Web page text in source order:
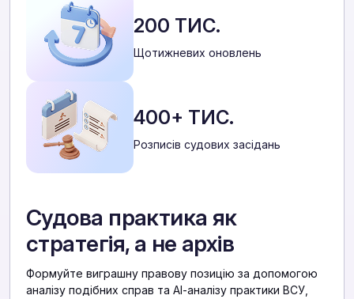
200 ТИС.
Щотижневих оновлень
400+ ТИС.
Розписів судових засідань
Судова практика як
стратегія, а не архів
Формуйте виграшну правову позицію за допомогою
аналізу подібних справ та АІ-аналізу практики ВСУ,